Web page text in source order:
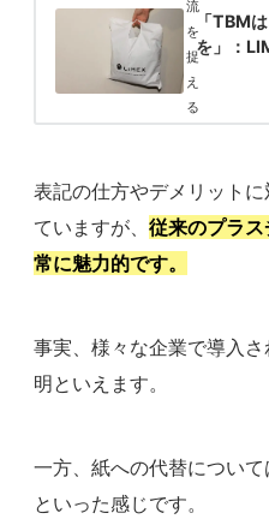
「TBM
を」：
表記の仕方やデメリット
ていますが、 従来のプラ
常に魅力的です。
事実、様々な企業で導入
明といえます。
一方、紙への代替について
といった感じです。